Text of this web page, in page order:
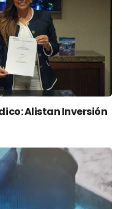
Alistan Inversión